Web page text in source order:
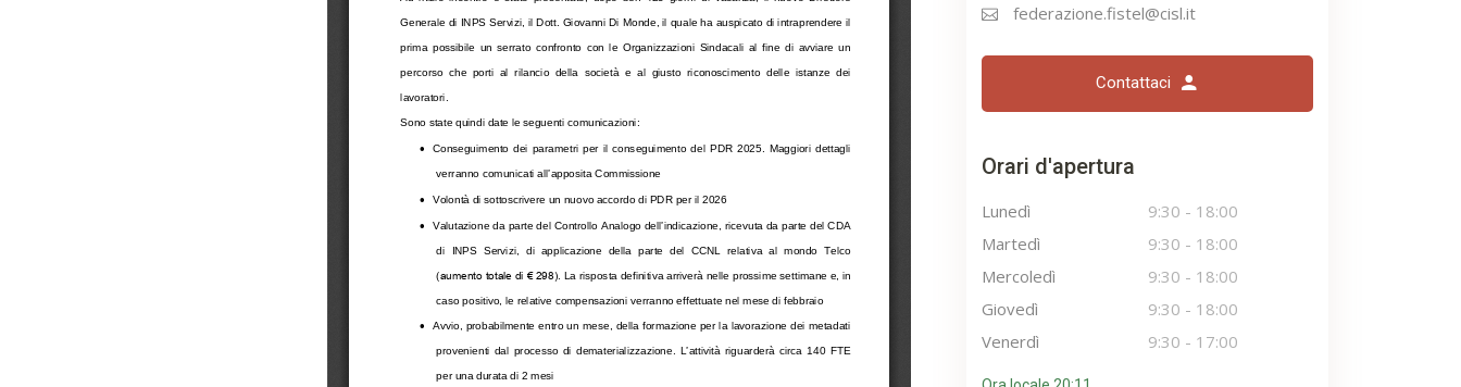
federazione.fistel@cisl.it
Contattaci
Orari d'apertura
Lunedì 9:30 - 18:00
Martedì
9:30 - 18:00
Mercoledì
9:30 - 18:00
Giovedì
9:30 - 18:00
Venerdì
9:30 - 17:00